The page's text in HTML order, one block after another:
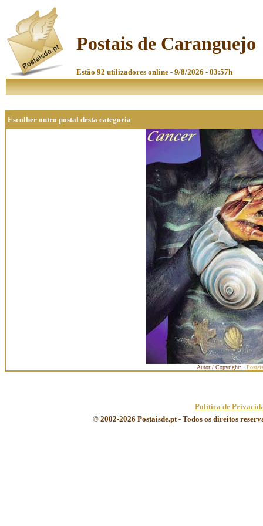
Postais de Caranguejo
Estão 92 utilizadores online - 9/8/2026 - 03:57h
Escolher outro postal desta categoria
Autor / Copyright:
Política de
© 2002-2026 Postaisde.pt - Todos os direitos